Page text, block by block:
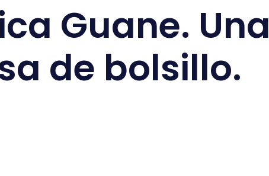
Guane. Una
de bolsillo.